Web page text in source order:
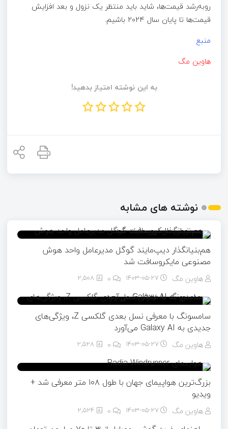
رو‌به‌رشد قیمت‌ها، شاید باید منتظر یک نزول و بعد افزایش
قیمت‌ها تا پایان سال 2024 باشیم.
منبع
هاوین مگ
به این نوشته امتیاز بدهید!
نوشته های مشابه
هم‌بنیانگذار دیپ‌مایند گوگل مدیرعامل واحد هوش
مصنوعی مایکروسافت شد
هاوین مگ ۱۴۰۳-۰۵-۲۷ 2,508
سامسونگ با معرفی نسل بعدی گلکسی Z، ویژگی‌های
جدیدی به Galaxy AI می‌آورد
هاوین مگ ۱۴۰۳-۰۵-۲۷ 2,528
بزرگ‌ترین هواپیمای جهان با طول ۱۰۸ متر معرفی شد +
ویدیو
هاوین مگ ۱۴۰۳-۰۵-۲۷ 2,524